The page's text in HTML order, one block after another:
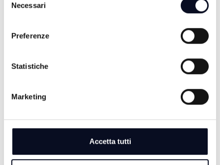
delNecessari
Preferenze
Statistiche
Marketing
Accetta tutti
PAVANA: Guccini, funerale in corso, presente anche
8 AGOSTO 2026
EMILIA-ROMAGNA: Regione, al via quattro bandi di
assunzione per 35 posti di lavoro
Sammaurese